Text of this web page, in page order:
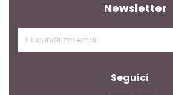
Newsletter
Seguici